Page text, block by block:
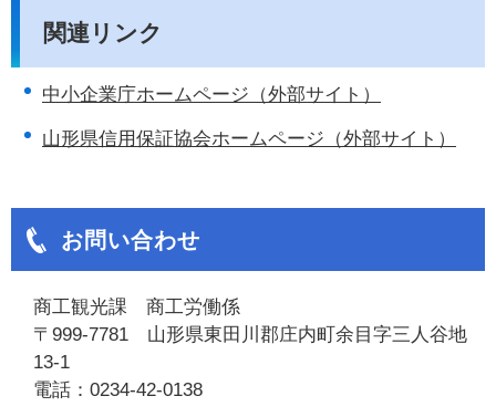
関連リンク
中小企業庁ホームページ（外部サイト）
山形県信用保証協会ホームページ（外部サイト）
お問い合わせ
商工観光課 商工労働係
〒999-7781 山形県東田川郡庄内町余目字三人谷地
13-1
電話：0234-42-0138